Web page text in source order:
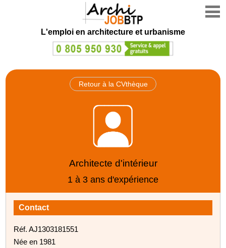
L'emploi en architecture et urbanisme
Retour à la CVthèque
Architecte d'intérieur
1 à 3 ans d'expérience
Contact
Réf. AJ1303181551
Née en 1981